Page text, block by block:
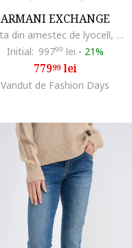
ARMANI EXCHANGE
Vesta din amestec de lyocell, Albastru
Initial: 99799 lei - 21%
77999lei
Vandut de Fashion Days